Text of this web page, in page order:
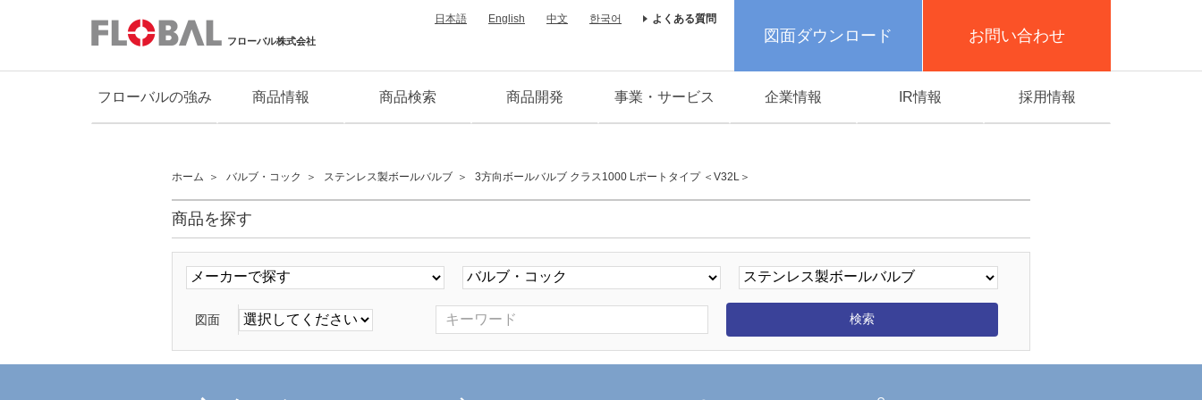
フローバル株式会社
日本語 English 中文 한국어 よくある質問
図面ダウンロード お問い合わせ
フローバルの強み 商品情報 商品検索 商品開発 事業・サービス 企業情報 IR情報 採用情報
ホーム バルブ・コック ステンレス製ボールバルブ 3方向ボールバルブ クラス1000 Lポートタイプ ＜V32L＞
商品を探す
図面